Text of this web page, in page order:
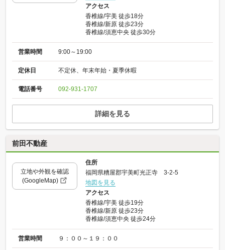
アクセス
香椎線/宇美 徒歩18分
香椎線/新原 徒歩23分
香椎線/須恵中央 徒歩30分
営業時間 9:00～19:00
定休日 不定休、年末年始・夏季休暇
電話番号 092-931-1707
詳細を見る
前田不動産
立地や外観を確認
(GoogleMap)
住所
福岡県糟屋郡宇美町光正寺 3-2-5
地図を見る
アクセス
香椎線/宇美 徒歩19分
香椎線/新原 徒歩23分
香椎線/須恵中央 徒歩24分
営業時間 ９：００～１９：００